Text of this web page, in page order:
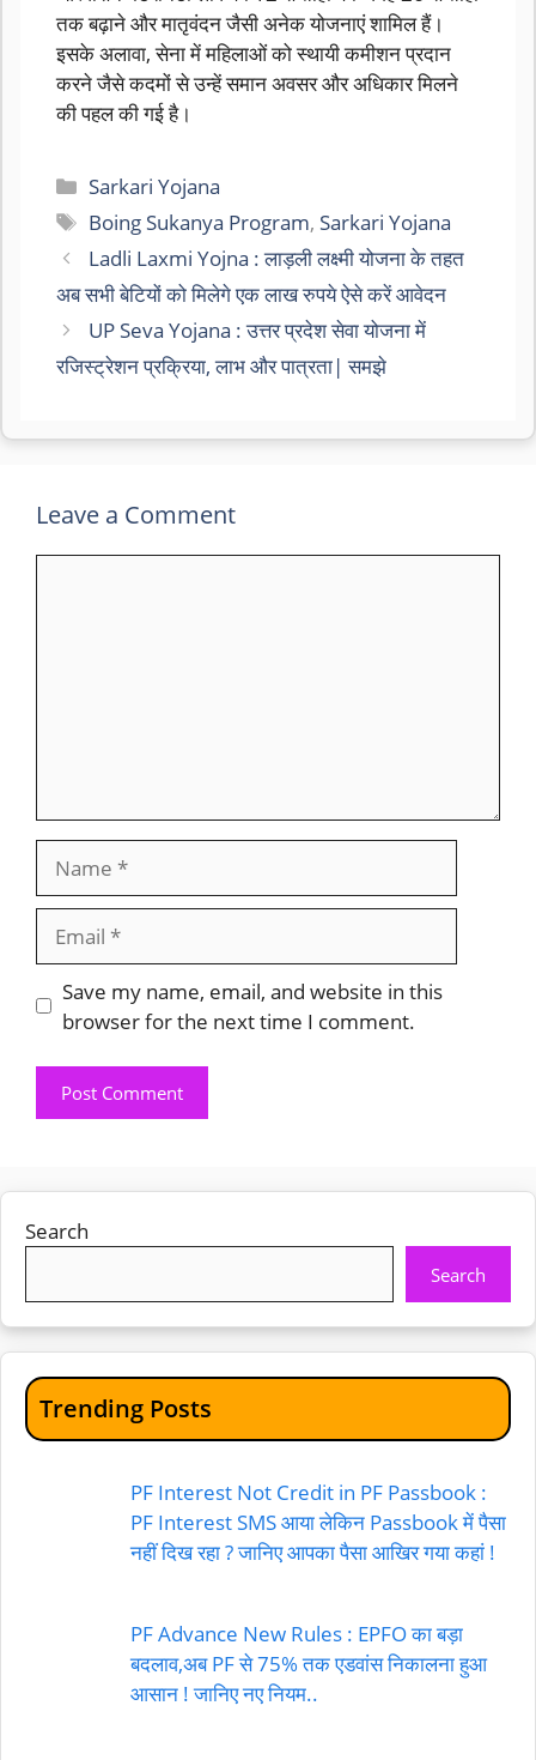
तक बढ़ाने और मातृवंदन जैसी अनेक योजनाएं शामिल हैं।
इसके अलावा, सेना में महिलाओं को स्थायी कमीशन प्रदान
करने जैसे कदमों से उन्हें समान अवसर और अधिकार मिलने
की पहल की गई है।
Categories
Sarkari Yojana
Tags
Boing Sukanya Program, Sarkari Yojana
Ladli Laxmi Yojna : लाड़ली लक्ष्मी योजना के तहत
अब सभी बेटियों को मिलेगे एक लाख रुपये ऐसे करें आवेदन
UP Seva Yojana : उत्तर प्रदेश सेवा योजना में
रजिस्ट्रेशन प्रक्रिया, लाभ और पात्रता| समझे
Leave a Comment
Save my name, email, and website in this
browser for the next time I comment.
Search
Search
Trending Posts
PF Interest Not Credit in PF Passbook :
PF Interest SMS आया लेकिन Passbook में पैसा
नहीं दिख रहा ? जानिए आपका पैसा आखिर गया कहां !
PF Advance New Rules : EPFO का बड़ा
बदलाव,अब PF से 75% तक एडवांस निकालना हुआ
आसान ! जानिए नए नियम..